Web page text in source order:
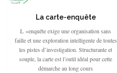
La carte-enquête
L »enquête exige une organisation sans
faille et une exploration intelligente de toutes
les pistes d’investigation. Structurante et
souple, la carte est l’outil idéal pour cette
démarche au long cours